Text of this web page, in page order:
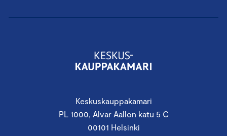
Keskuskauppakamari
PL 1000, Alvar Aallon katu 5 C
00101 Helsinki